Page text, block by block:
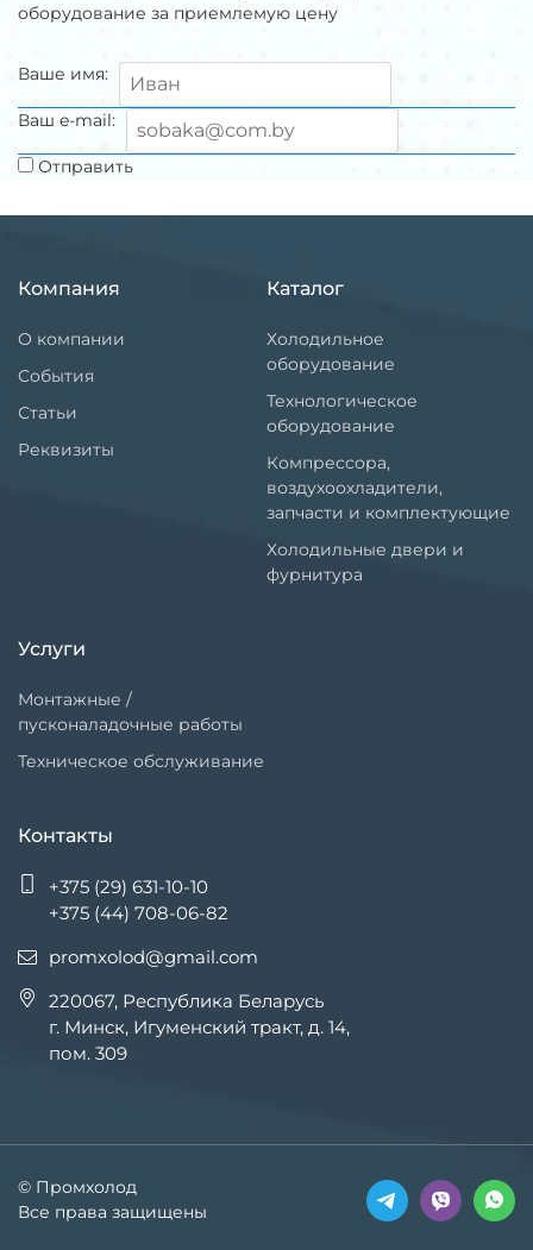
оборудование за приемлемую цену
Ваше имя:
Ваш e-mail:
Отправить
Компания
О компании
События
Статьи
Реквизиты
Каталог
Холодильное
оборудование
Технологическое
оборудование
Компрессора,
воздухоохладители,
запчасти и комплектующие
Холодильные двери и
фурнитура
Услуги
Монтажные /
пусконаладочные работы
Техническое обслуживание
Контакты
+375 (29) 631-10-10
+375 (44) 708-06-82
promxolod@gmail.com
220067, Республика Беларусь
г. Минск, Игуменский тракт, д. 14,
пом. 309
© Промхолод
Все права защищены